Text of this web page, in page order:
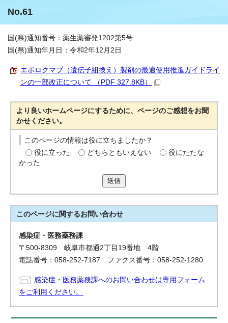
No.61
国(県)通知番号：薬生薬審発1202第5号
国(県)通知年月日：令和2年12月2日
エボロクマブ（遺伝子組換え）製剤の最適使用推進ガイドライ
ンの一部改正について （PDF 327.8KB）
より良いホームページにするために、ページのご感想をお聞
かせください。
このページの情報は役に立ちましたか？
役に立った
どちらともいえない
役にたたな
かった
送信
このページに関するお問い合わせ
感染症・医務薬務課
〒500-8309 岐阜市都通2丁目19番地 4階
電話番号：058-252-7187 ファクス番号：058-252-1280
感染症・医務薬務課へのお問い合わせは専用フォーム
をご利用ください。